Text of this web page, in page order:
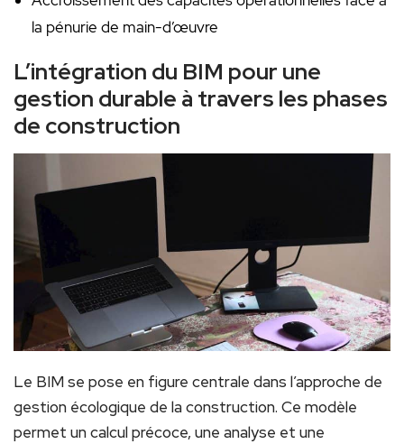
la pénurie de main-d’œuvre
L’intégration du BIM pour une
gestion durable à travers les phases
de construction
Le BIM se pose en figure centrale dans l’approche de
gestion écologique de la construction. Ce modèle
permet un calcul précoce, une analyse et une